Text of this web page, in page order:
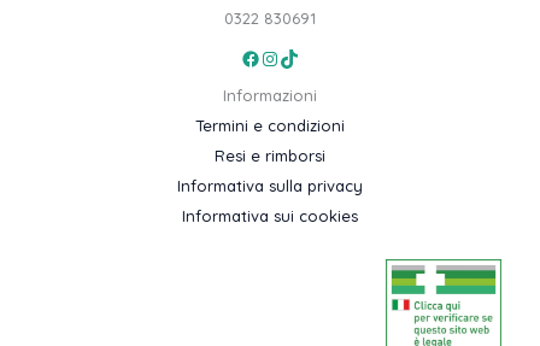
0322 830691
Facebook
Instagram
TikTok
Informazioni
Termini e condizioni
Resi e rimborsi
Informativa sulla privacy
Informativa sui cookies